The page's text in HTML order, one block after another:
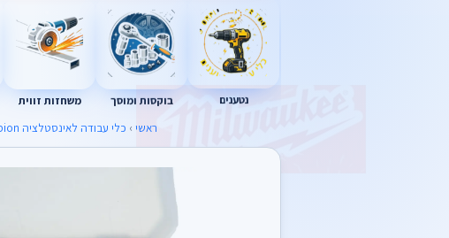
נטענים בוקסות ומוסך משחזות זווית
ראשי › כלי עבודה לאינסטלציה scorpion